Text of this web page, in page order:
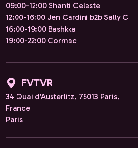
09:00-12:00 Shanti Celeste
12:00-16:00 Jen Cardini b2b Sally C
16:00-19:00 Bashkka
19:00-22:00 Cormac
FVTVR
34 Quai d'Austerlitz, 75013 Paris,
France
Paris